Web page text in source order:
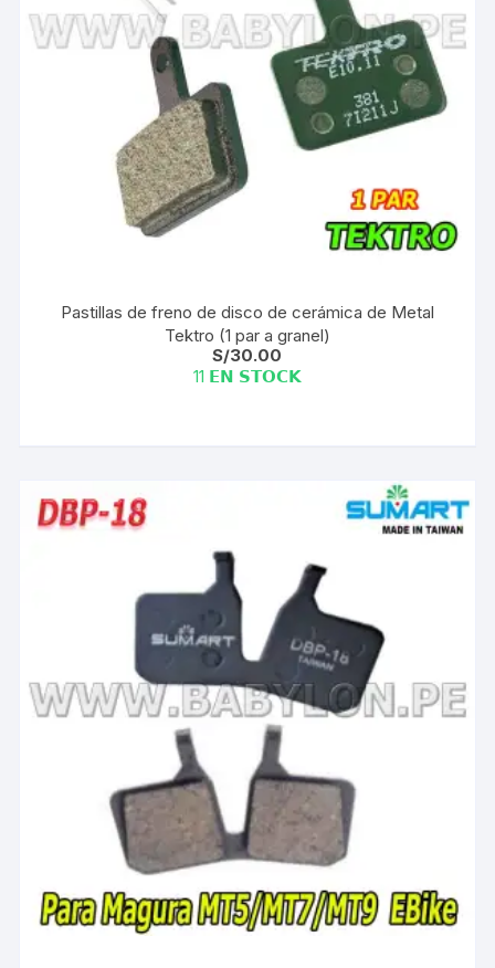
Pastillas de freno de disco de cerámica de Metal
Tektro (1 par a granel)
S/30.00
11 𝗘𝗡 𝗦𝗧𝗢𝗖𝗞